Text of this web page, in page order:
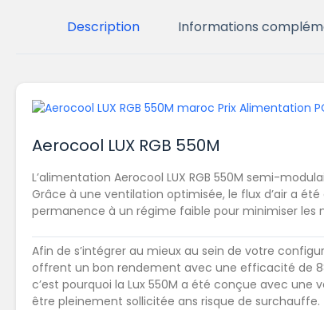
Description Informations
Aerocool LUX RGB 550M
L’alimentation Aerocool LUX RGB 550M semi-
Grâce à une ventilation optimisée, le flux d’air a
permanence à un régime faible pour minimiser les
Afin de s’intégrer au mieux au sein de votre
offrent un bon rendement avec une efficacité de
c’est pourquoi la Lux 550M a été conçue avec
être pleinement sollicitée ans risque de surchauffe.